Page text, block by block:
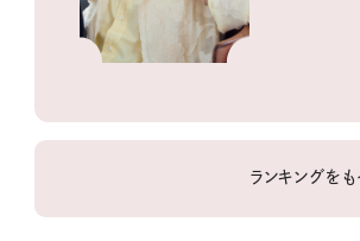
ランキングをも